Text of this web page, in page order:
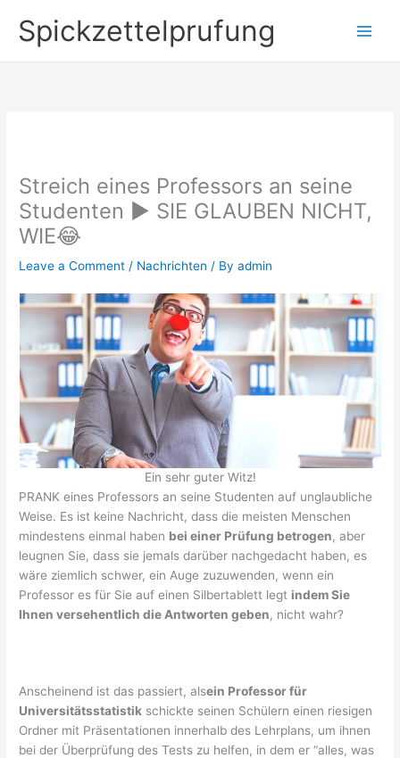
content
Spickzettelprufung
Streich eines Professors an seine
Studenten ▶ SIE GLAUBEN NICHT,
WIE😂
Leave a Comment / Nachrichten / Byadmin
Ein sehr guter Witz!
PRANK eines Professors an seine Studenten auf unglaubliche
Weise. Es ist keine Nachricht, dass die meisten Menschen
mindestens einmal haben bei einer Prüfung betrogen, aber
leugnen Sie, dass sie jemals darüber nachgedacht haben, es
wäre ziemlich schwer, ein Auge zuzuwenden, wenn ein
Professor es für Sie auf einen Silbertablett legt indem Sie
Ihnen versehentlich die Antworten geben, nicht wahr?
Anscheinend ist das passiert, alsein Professor für
Universitätsstatistik schickte seinen Schülern einen riesigen
Ordner mit Präsentationen innerhalb des Lehrplans, um ihnen
bei der Überprüfung des Tests zu helfen, in dem er “alles, was